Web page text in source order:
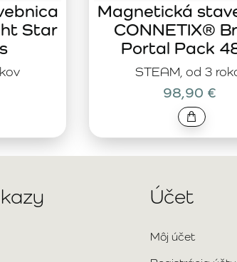
Star
STEAM, od 3
Magnetická
CONNETIX®
Portal Pack
98,90 €
Účet
Môj účet